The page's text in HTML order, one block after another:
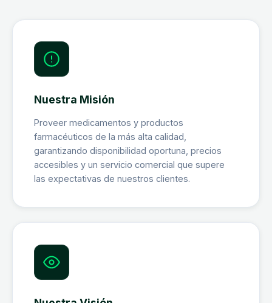
Nuestra Misión
Proveer medicamentos y productos
farmacéuticos de la más alta calidad,
garantizando disponibilidad oportuna, precios
accesibles y un servicio comercial que supere
las expectativas de nuestros clientes.